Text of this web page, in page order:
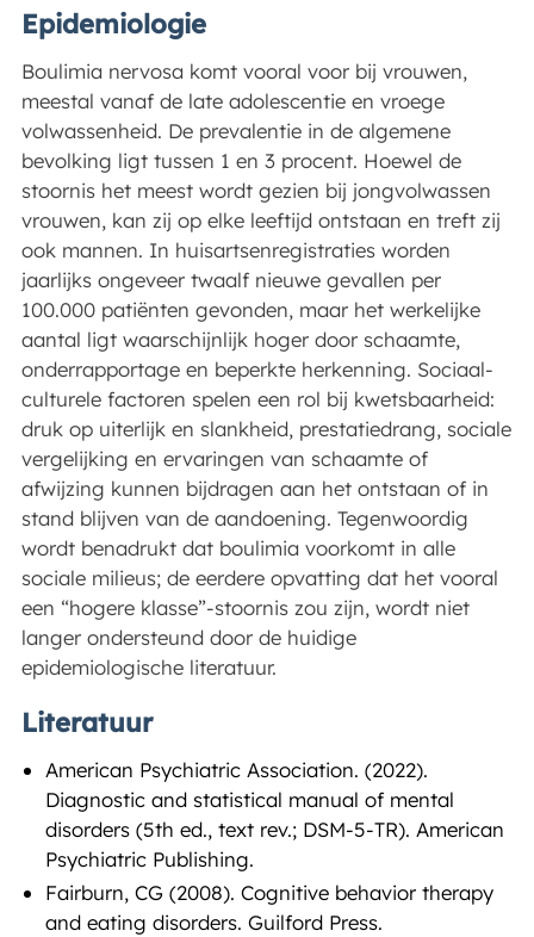
Epidemiologie
Boulimia nervosa komt vooral voor bij vrouwen,
meestal vanaf de late adolescentie en vroege
volwassenheid. De prevalentie in de algemene
bevolking ligt tussen 1 en 3 procent. Hoewel de
stoornis het meest wordt gezien bij jongvolwassen
vrouwen, kan zij op elke leeftijd ontstaan en treft zij
ook mannen. In huisartsenregistraties worden
jaarlijks ongeveer twaalf nieuwe gevallen per
100.000 patiënten gevonden, maar het werkelijke
aantal ligt waarschijnlijk hoger door schaamte,
onderrapportage en beperkte herkenning. Sociaal-
culturele factoren spelen een rol bij kwetsbaarheid:
druk op uiterlijk en slankheid, prestatiedrang, sociale
vergelijking en ervaringen van schaamte of
afwijzing kunnen bijdragen aan het ontstaan of in
stand blijven van de aandoening. Tegenwoordig
wordt benadrukt dat boulimia voorkomt in alle
sociale milieus; de eerdere opvatting dat het vooral
een “hogere klasse”-stoornis zou zijn, wordt niet
langer ondersteund door de huidige
epidemiologische literatuur.
Literatuur
American Psychiatric Association. (2022).
Diagnostic and statistical manual of mental
disorders (5th ed., text rev.; DSM-5-TR). American
Psychiatric Publishing.
Fairburn, CG (2008). Cognitive behavior therapy
and eating disorders. Guilford Press.